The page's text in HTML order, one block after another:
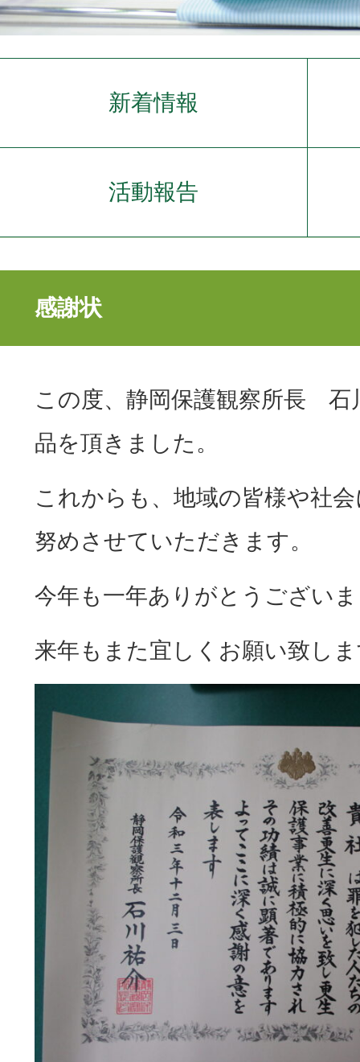
新着情報
活動報告
感謝状
この度、静岡保護観察所長 石
品を頂きました。
これからも、地域の皆様や社
努めさせていただきます。
今年も一年ありがとうござい
来年もまた宜しくお願い致し